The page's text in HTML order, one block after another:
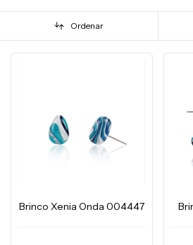
Ordenar
Brinco Xenia Onda 004447